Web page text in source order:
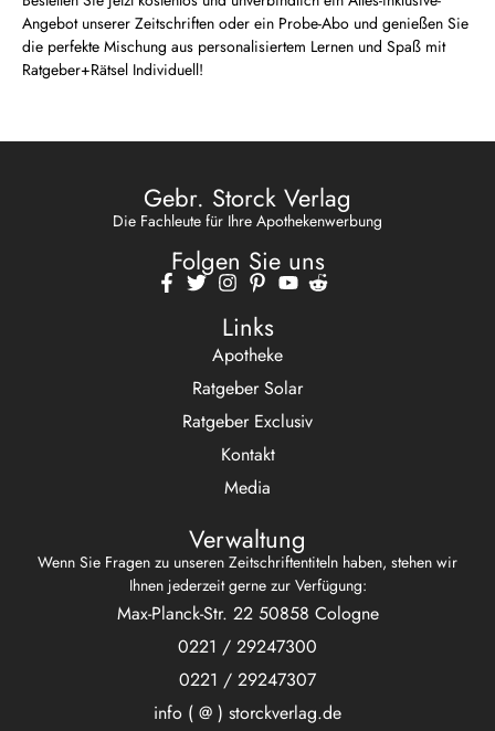
Angebot unserer Zeitschriften oder ein Probe-Abo und genießen Sie
die perfekte Mischung aus personalisiertem Lernen und Spaß mit
Ratgeber+Rätsel Individuell!
Gebr. Storck Verlag
Die Fachleute für Ihre Apothekenwerbung
Folgen Sie uns
Links
Apotheke
Ratgeber Solar
Ratgeber Exclusiv
Kontakt
Media
Verwaltung
Wenn Sie Fragen zu unseren Zeitschriftentiteln haben, stehen wir
Ihnen jederzeit gerne zur Verfügung:
Max-Planck-Str. 22 50858 Cologne
0221 / 29247300
0221 / 29247307
info ( @ ) storckverlag.de